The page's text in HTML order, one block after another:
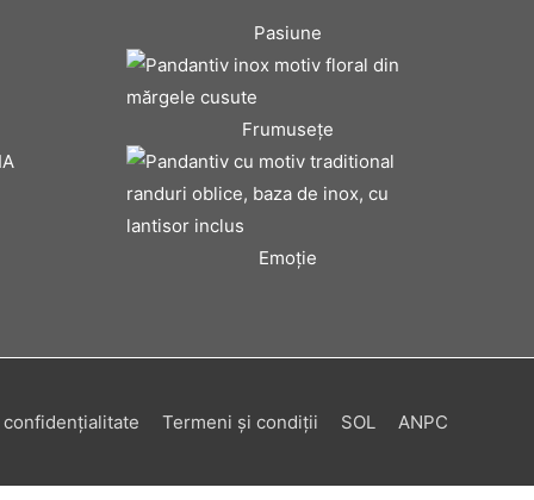
Pasiune
Frumuseţe
Emoţie
Termeni şi condiţii SOL ANPC